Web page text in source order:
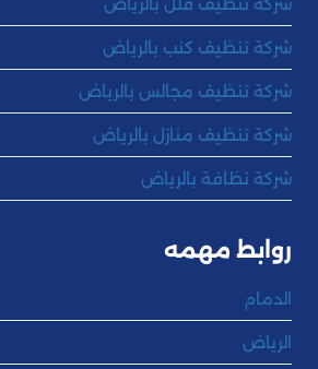
شركة تنظيف كنب بالرياض
شركة تنظيف مجالس بالرياض
شركة تنظيف منازل بالرياض
شركة نظافة بالرياض
روابط مهمه
الدمام
الرياض